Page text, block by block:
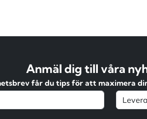
Anmäl dig till våra
får du tips för att maximera